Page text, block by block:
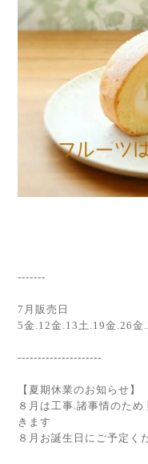
-------
7月販売日
5金.12金.13土.19金.26金
---------------------
【夏期休業のお知らせ】
８月は工事.諸事情のた
きます
８月お誕生日にご予定く